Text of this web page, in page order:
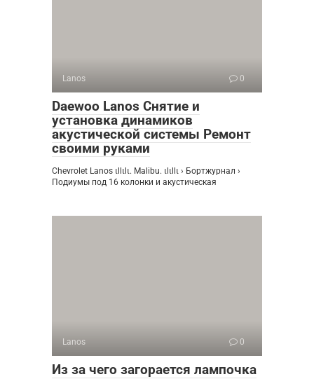
Lanos 0
Daewoo Lanos Снятие и
установка динамиков
акустической системы Ремонт
своими руками
Chevrolet Lanos ιllιlι. Malibu. ιlιllι › Бортжурнал ›
Подиумы под 16 колонки и акустическая
Lanos 0
Из за чего загорается лампочка